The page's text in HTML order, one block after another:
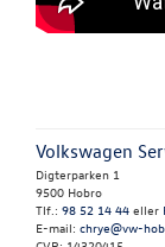
Volkswagen
Digterparken 1
9500 Hobro
Tlf.: 98 52 14 44 eller
E-mail: chrye@vw-